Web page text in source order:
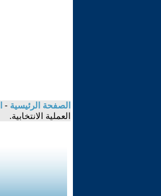
الصفحة الرئيسية -
العملية الانتخابية.